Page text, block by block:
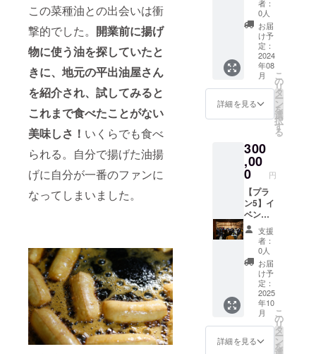
この菜種油との出会いは衝
撃的でした。 開業前に揚げ
物に使う油を探していたと
きに、地元の平出油屋さん
を紹介され、試してみると
これまで食べたことがない
美味しさ！ いくらでも食べ
られる。自分で揚げた油揚
げに自分が一番のファンに
なってしまいました。
豆、天
然にが
り） ■
感謝の
気持ち
を込め
て、お
礼の
メッ
す。 ■
搾油施
設付近
のクラ
ウド
ファン
ディン
グ感謝
掲示板
にお名
前掲載
（希望
者の
み、匿
名可）
・掲載
期間：
事業が
■プロ
ジェク
ト進捗
レポー
トメー
ルを毎
月送信
しま
す。
認くだ
さい。
※このプ
ランは5
万円
コー
ス、10
万円
コー
ス、30
万円
ス、50
万円
コー
ス、100
万円
コース
とで同
じリ
ターン
内容に
なりま
す。 ■
お楽し
み揚げ
物・豆
腐セッ
ト ・
「厚揚
げ」３
搾油施
設付近
のクラ
ウド
ファン
ディン
グ感謝
掲示板
にお名
前掲載
（希望
み、匿
名可）
・掲載
期間：
事業が
存続す
る限り
・掲載
方法：
文字の
み、掲
載サイ
ズ 12ポ
イント
（50音
順） ・
支援
時、希
望の方
リター
ンに貼
付され
たラベ
ルや注
意書き
をご確
認くだ
さい。
※このプ
ランは
コー
ス、30
万円
コー
ス、50
万円
コー
ス、100
万円
コース
とで同
じリ
ターン
内容に
なりま
す。 ----
-----------
-----------
-----------
郷」。5
万円か
らは、
それに
加えて
「青寄
せ豆
腐」、
「白寄
せ豆
腐」、
でプリ
ン」、
「豆腐
の味噌
漬
け」、
「五島
の自然
海塩
100g」
。発送
は、搾
油施設
稼働後
の2025
年秋以
降の予
定。
クール
秋の予
定にな
りま
す。 ※
原材料
及び添
加物等
の食品
表示は
お届け
商品の
に表記
されま
す。 商
品開封
前には
必ずお
届けの
リター
ンに貼
付され
たラベ
ルや注
意書き
をご確
認くだ
さい。
※このプ
ランは
10万円
楽しみ
揚げ
物・豆
腐セッ
ト 30
万円
コース
最後の
平出油
を使用
した
げ」、
「生揚
げ」、
2024年
度東北
豆腐品
評会 金
賞（木
綿豆腐
部門）
の「も
めん豆
腐」、
同じく
金賞
（充填
豆腐部
門）の
「豆幻
者：
0人
お届
け予
定：
2024
年08
月
詳細を見る
こ
の
リ
タ
ー
ン
を
選
択
す
る
300
,00
0 円
【プラ
ン5】イ
ベン
ト・体
験会へ
の招待
券
＋ 菜
種油２
合瓶
（330g)
２本
30万円
コース
イベン
支援
者：
0人
お届
け予
定：
2025
年10
月
詳細を見る
こ
の
リ
タ
ー
ン
を